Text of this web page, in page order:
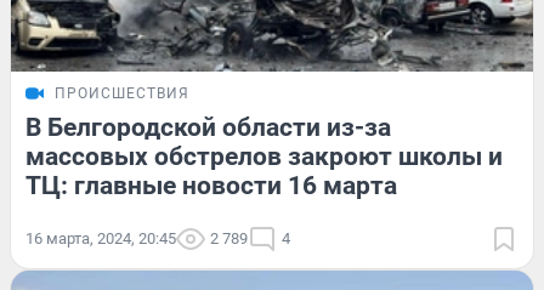
ПРОИСШЕСТВИЯ
В Белгородской области из-за
массовых обстрелов закроют школы и
ТЦ: главные новости 16 марта
16 марта, 2024, 20:45 2 789 4